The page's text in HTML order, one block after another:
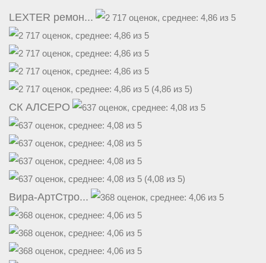
LEXTER ремон...
(4,86 из 5)
СК АЛСЕРО
(4,08 из 5)
Вира-АртСтро...